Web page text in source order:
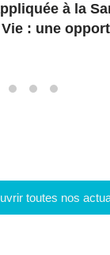
à la
: une
toutes nos